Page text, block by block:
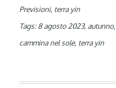
Previsioni, terra yin
Tags: 8 agosto 2023, autunno,
cammina nel sole, terra yin